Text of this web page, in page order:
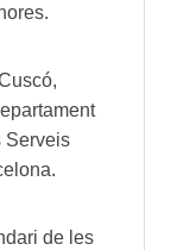
Serveis
de les